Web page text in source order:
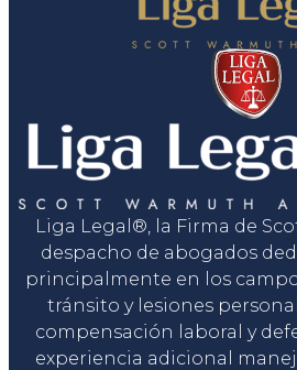
Liga Legal®, la Firma de
despacho de abogados
principalmente en los
tránsito y lesiones
compensación laboral y
experiencia adicional